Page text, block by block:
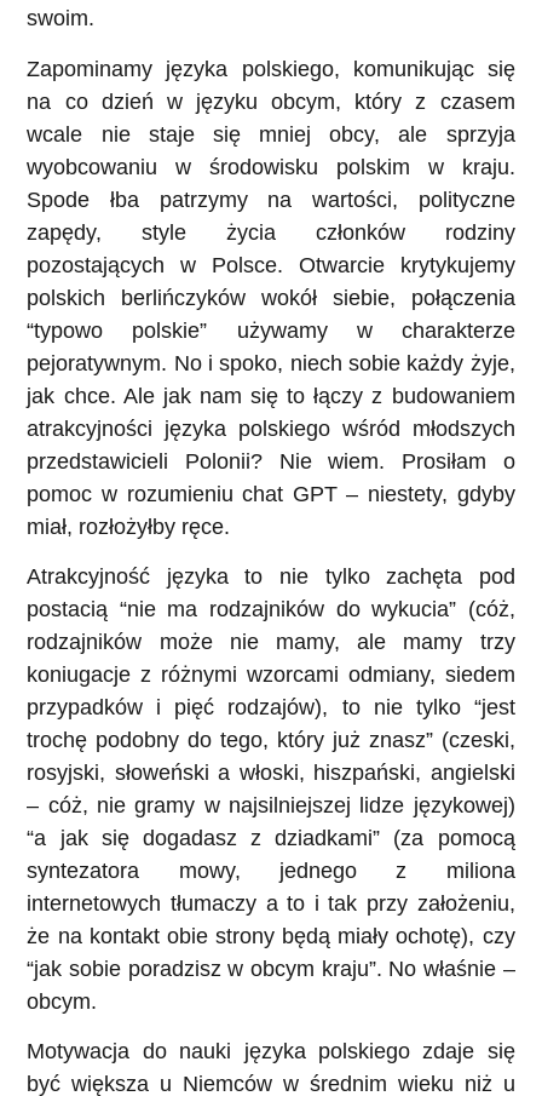
swoim.
Zapominamy języka polskiego, komunikując się
na co dzień w języku obcym, który z czasem
wcale nie staje się mniej obcy, ale sprzyja
wyobcowaniu w środowisku polskim w kraju.
Spode łba patrzymy na wartości, polityczne
zapędy, style życia członków rodziny
pozostających w Polsce. Otwarcie krytykujemy
polskich berlińczyków wokół siebie, połączenia
“typowo polskie” używamy w charakterze
pejoratywnym. No i spoko, niech sobie każdy żyje,
jak chce. Ale jak nam się to łączy z budowaniem
atrakcyjności języka polskiego wśród młodszych
przedstawicieli Polonii? Nie wiem. Prosiłam o
pomoc w rozumieniu chat GPT – niestety, gdyby
miał, rozłożyłby ręce.
Atrakcyjność języka to nie tylko zachęta pod
postacią “nie ma rodzajników do wykucia” (cóż,
rodzajników może nie mamy, ale mamy trzy
koniugacje z różnymi wzorcami odmiany, siedem
przypadków i pięć rodzajów), to nie tylko “jest
trochę podobny do tego, który już znasz” (czeski,
rosyjski, słoweński a włoski, hiszpański, angielski
– cóż, nie gramy w najsilniejszej lidze językowej)
“a jak się dogadasz z dziadkami” (za pomocą
syntezatora mowy, jednego z miliona
internetowych tłumaczy a to i tak przy założeniu,
że na kontakt obie strony będą miały ochotę), czy
“jak sobie poradzisz w obcym kraju”. No właśnie –
obcym.
Motywacja do nauki języka polskiego zdaje się
być większa u Niemców w średnim wieku niż u